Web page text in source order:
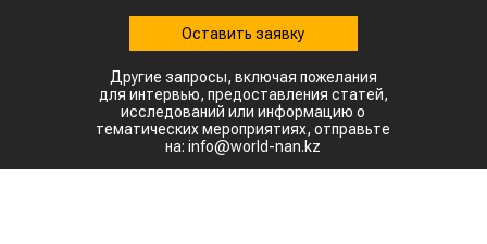
Оставить заявку
Другие запросы, включая пожелания
для интервью, предоставления статей,
исследований или информацию о
тематических мероприятиях, отправьте
на: info@world-nan.kz